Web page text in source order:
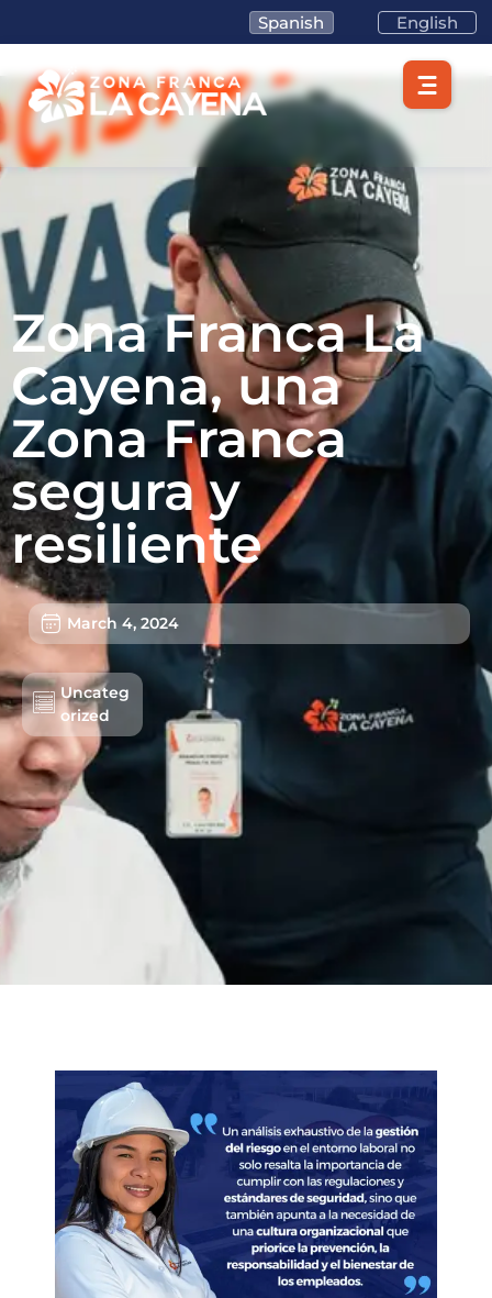
Spanish English
Lots/Warehouses
Benefits
Users
About us
Work with us
Zona Franca La
Cayena, una
Zona Franca
segura y
resiliente
March 4, 2024
Uncateg
orized